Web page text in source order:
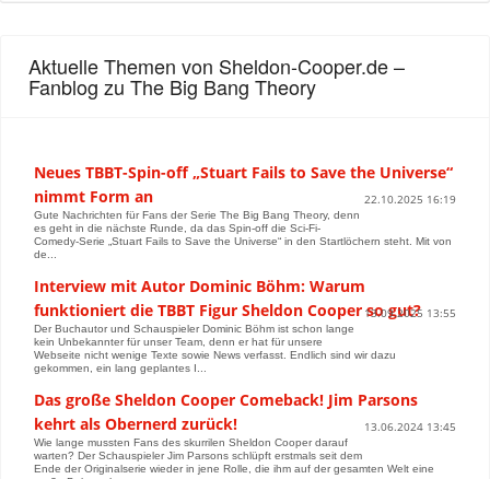
Aktuelle Themen von Sheldon-Cooper.de –
Fanblog zu The Big Bang Theory
Neues TBBT-Spin-off „Stuart Fails to Save the Universe“
nimmt Form an
22.10.2025 16:19
Gute Nachrichten für Fans der Serie The Big Bang Theory, denn
es geht in die nächste Runde, da das Spin-off die Sci-Fi-
Comedy-Serie „Stuart Fails to Save the Universe“ in den Startlöchern steht. Mit von
de...
Interview mit Autor Dominic Böhm: Warum
funktioniert die TBBT Figur Sheldon Cooper so gut?
13.09.2025 13:55
Der Buchautor und Schauspieler Dominic Böhm ist schon lange
kein Unbekannter für unser Team, denn er hat für unsere
Webseite nicht wenige Texte sowie News verfasst. Endlich sind wir dazu
gekommen, ein lang geplantes I...
Das große Sheldon Cooper Comeback! Jim Parsons
kehrt als Obernerd zurück!
13.06.2024 13:45
Wie lange mussten Fans des skurrilen Sheldon Cooper darauf
warten? Der Schauspieler Jim Parsons schlüpft erstmals seit dem
Ende der Originalserie wieder in jene Rolle, die ihm auf der gesamten Welt eine